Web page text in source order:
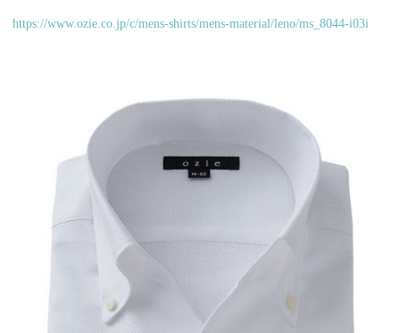
https://www.ozie.co.jp/c/mens-shirts/mens-material/leno/ms_8044-i03i